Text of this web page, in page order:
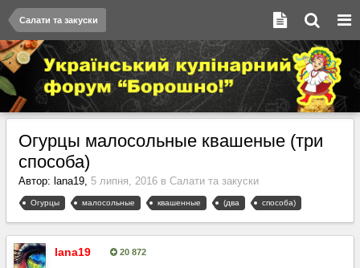
Салати та закуски
Огурцы малосольные квашеные (три
способа)
Автор: lana19, 5 липня, 2016 в Салати та закуски
Огурцы малосольные квашенные (два способа)
lana19 20 872